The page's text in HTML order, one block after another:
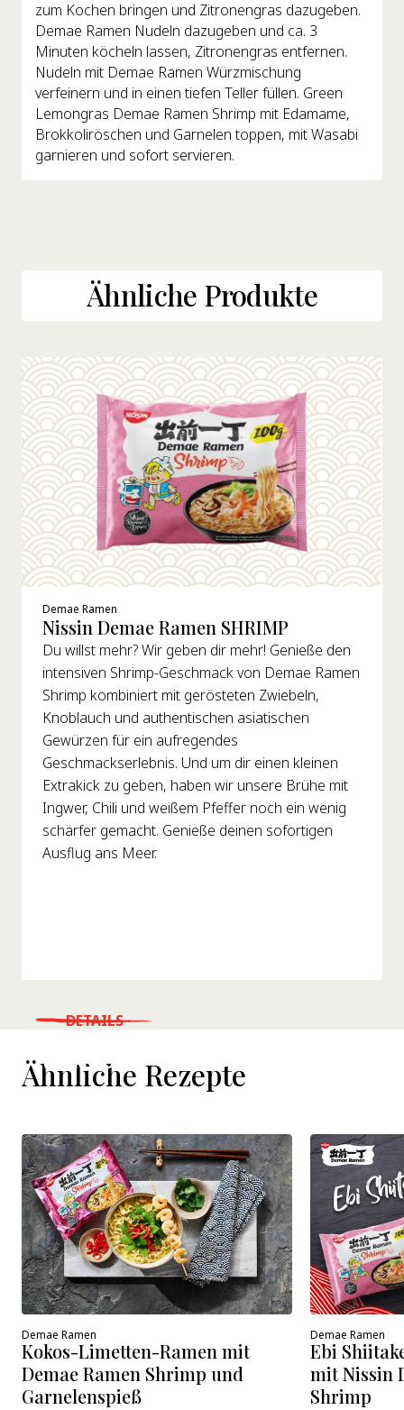
zum Kochen bringen und Zitronengras dazugeben.
Demae Ramen Nudeln dazugeben und ca. 3
Minuten köcheln lassen, Zitronengras entfernen.
Nudeln mit Demae Ramen Würzmischung
verfeinern und in einen tiefen Teller füllen. Green
Lemongras Demae Ramen Shrimp mit Edamame,
Brokkoliröschen und Garnelen toppen, mit Wasabi
garnieren und sofort servieren.
Ähnliche Produkte
Demae Ramen
Nissin Demae Ramen SHRIMP
Du willst mehr? Wir geben dir mehr! Genieße den
intensiven Shrimp-Geschmack von Demae Ramen
Shrimp kombiniert mit gerösteten Zwiebeln,
Knoblauch und authentischen asiatischen
Gewürzen für ein aufregendes
Geschmackserlebnis. Und um dir einen kleinen
Extrakick zu geben, haben wir unsere Brühe mit
Ingwer, Chili und weißem Pfeffer noch ein wenig
schärfer gemacht. Genieße deinen sofortigen
Ausflug ans Meer.
WHERE TO BUY
DETAILS
Ähnliche Rezepte
Demae Ramen
Kokos-Limetten-Ramen mit
Demae Ramen Shrimp und
Garnelenspieß
Demae Ramen
Ebi
mit Nissin
Shrimp